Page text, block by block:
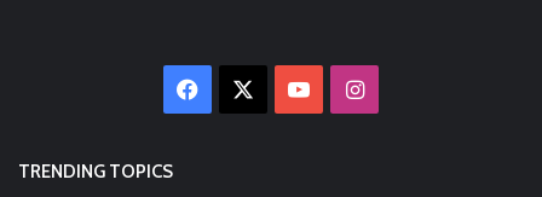
Facebook YouTubeInstagram
TRENDING TOPICS